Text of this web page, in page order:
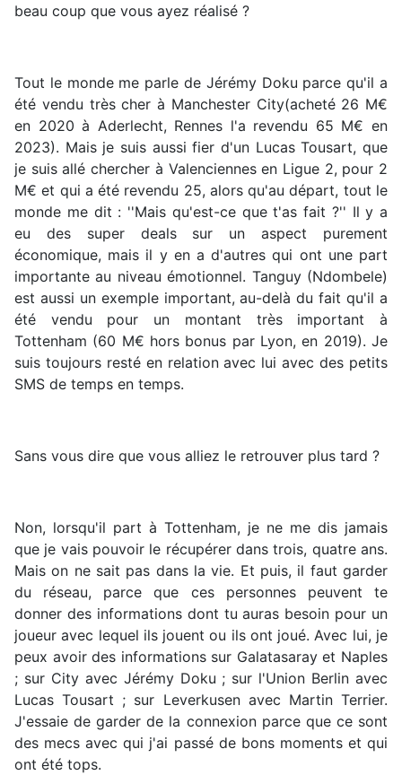
beau coup que vous ayez réalisé ?
Tout le monde me parle de Jérémy Doku parce qu'il a
été vendu très cher à Manchester City(acheté 26 M€
en 2020 à Aderlecht, Rennes l'a revendu 65 M€ en
2023). Mais je suis aussi fier d'un Lucas Tousart, que
je suis allé chercher à Valenciennes en Ligue 2, pour 2
M€ et qui a été revendu 25, alors qu'au départ, tout le
monde me dit : ''Mais qu'est-ce que t'as fait ?'' Il y a
eu des super deals sur un aspect purement
économique, mais il y en a d'autres qui ont une part
importante au niveau émotionnel. Tanguy (Ndombele)
est aussi un exemple important, au-delà du fait qu'il a
été vendu pour un montant très important à
Tottenham (60 M€ hors bonus par Lyon, en 2019). Je
suis toujours resté en relation avec lui avec des petits
SMS de temps en temps.
Sans vous dire que vous alliez le retrouver plus tard ?
Non, lorsqu'il part à Tottenham, je ne me dis jamais
que je vais pouvoir le récupérer dans trois, quatre ans.
Mais on ne sait pas dans la vie. Et puis, il faut garder
du réseau, parce que ces personnes peuvent te
donner des informations dont tu auras besoin pour un
joueur avec lequel ils jouent ou ils ont joué. Avec lui, je
peux avoir des informations sur Galatasaray et Naples
; sur City avec Jérémy Doku ; sur l'Union Berlin avec
Lucas Tousart ; sur Leverkusen avec Martin Terrier.
J'essaie de garder de la connexion parce que ce sont
des mecs avec qui j'ai passé de bons moments et qui
ont été tops.